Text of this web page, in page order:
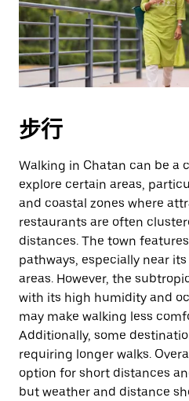
步行
Walking in Chatan can be a
explore certain areas,
and coastal zones where
restaurants are often
distances. The town
pathways, especially near
areas. However, the
with its high humidity and
may make walking less
Additionally, some
requiring longer walks.
option for short distances
but weather and distance